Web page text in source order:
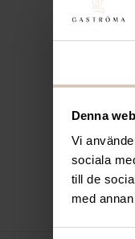
Denna
Vi
sociala
till de
med